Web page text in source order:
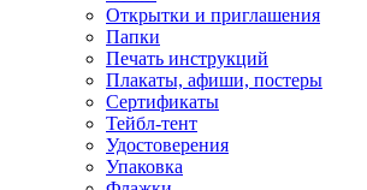
Открытки и приглашения
Папки
Печать инструкций
Плакаты, афиши, постеры
Сертификаты
Тейбл-тент
Удостоверения
Упаковка